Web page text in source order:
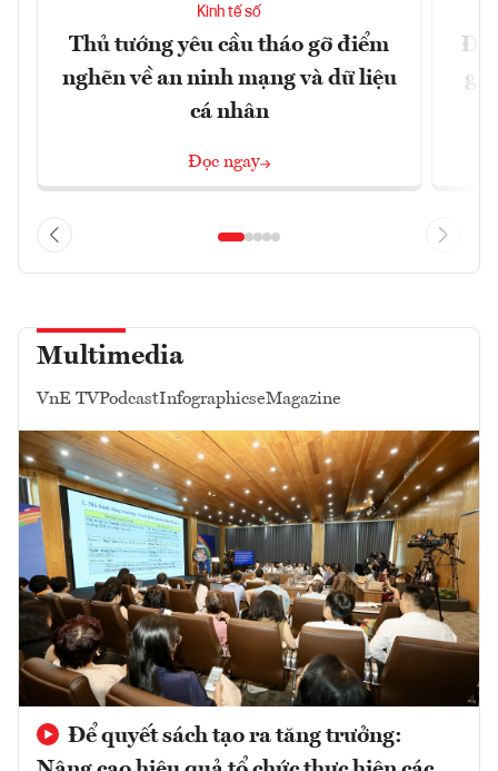
Kinh tế số
Thủ tướng yêu cầu tháo gỡ điểm
nghẽn về an ninh mạng và dữ liệu
cá nhân
Đọc ngay
Đề
Multimedia
VnE TVPodcastInfographicseMagazine
Để quyết sách tạo ra tăng trưởng: